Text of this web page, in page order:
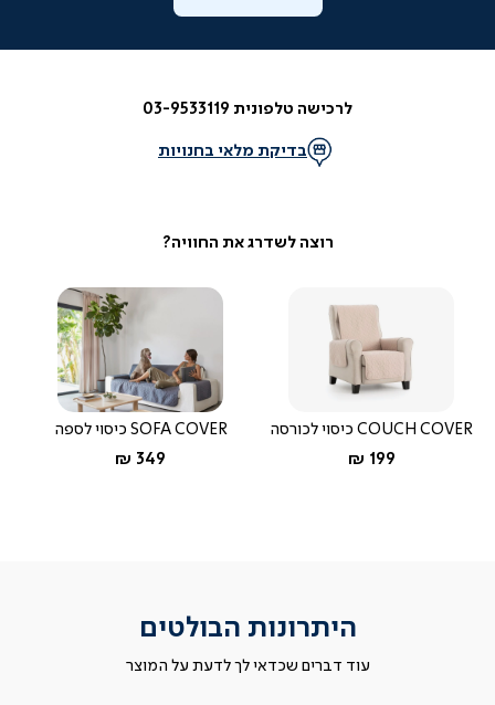
לרכישה טלפונית 03-9533119
בדיקת מלאי בחנויות
COUCH COVER כיסוי לכורסה
החל מ-
199 ₪
SOFA COVER כיסוי לספה
החל מ-
349 ₪
היתרונות הבולטים
עוד דברים שכדאי לך לדעת על המוצר